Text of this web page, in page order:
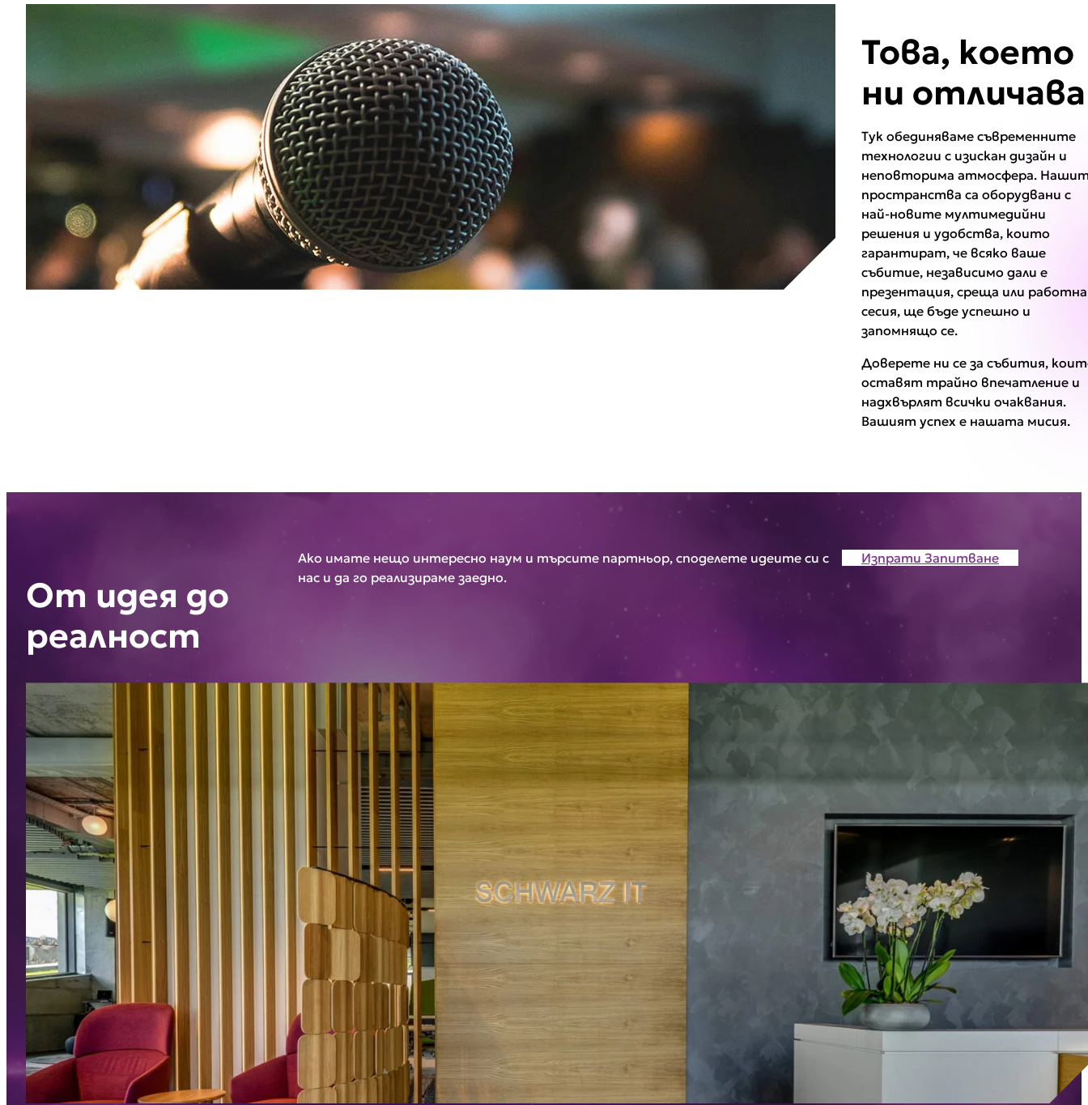
Това, което
ни отличава
Тук обединяваме съвременните
технологии с изискан дизайн и
неповторима атмосфера.
пространства са оборудвани с
най-новите мултимедийни
решения и удобства, които
гарантират, че всяко ваше
събитие, независимо дали е
презентация, среща или работна
сесия, ще бъде успешно и
запомнящо се.
Доверете ни се за събития,
оставят трайно впечатление и
надхвърлят всички очаквания.
Вашият успех е нашата мисия.
От идея до
реалност
Ако имате нещо интересно наум и търсите партньор, споделете идеите си с
нас и да го реализираме заедно.
Изпрати Запитване